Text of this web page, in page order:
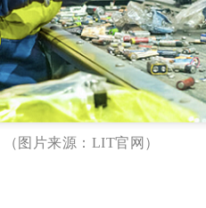
（图片来源：LIT官网）